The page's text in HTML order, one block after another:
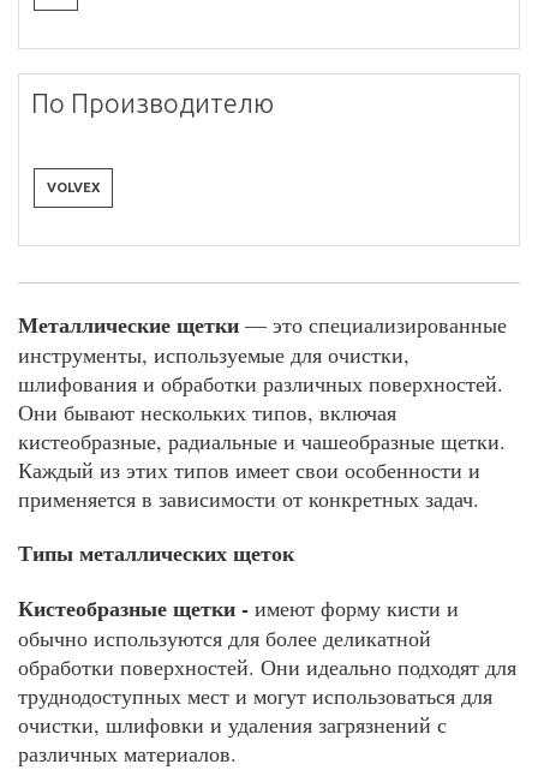
По Производителю
VOLVEX
Металлические щетки — это специализированные
инструменты, используемые для очистки,
шлифования и обработки различных поверхностей.
Они бывают нескольких типов, включая
кистеобразные, радиальные и чашеобразные щетки.
Каждый из этих типов имеет свои особенности и
применяется в зависимости от конкретных задач.
Типы металлических щеток
Кистеобразные щетки - имеют форму кисти и
обычно используются для более деликатной
обработки поверхностей. Они идеально подходят для
труднодоступных мест и могут использоваться для
очистки, шлифовки и удаления загрязнений с
различных материалов.